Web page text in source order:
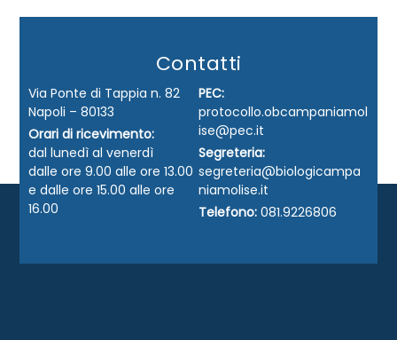
Contatti
Via Ponte di Tappia n. 82
Napoli – 80133
Orari di ricevimento:
dal lunedì al venerdì
dalle ore 9.00 alle ore 13.00
e dalle ore 15.00 alle ore
16.00
PEC:
protocollo.obcampaniamol
ise@pec.it
Segreteria:
segreteria@biologicampa
niamolise.it
Telefono: 081.9226806